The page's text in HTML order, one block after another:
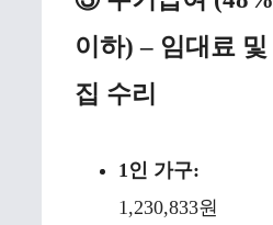
이하) – 임대료 및
집 수리
1인 가구:
1,230,833원